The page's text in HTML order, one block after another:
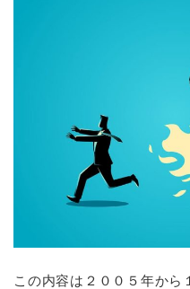
この内容は２００５年から